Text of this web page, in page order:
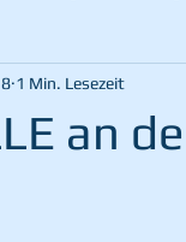
an
1 Min. Lesezeit